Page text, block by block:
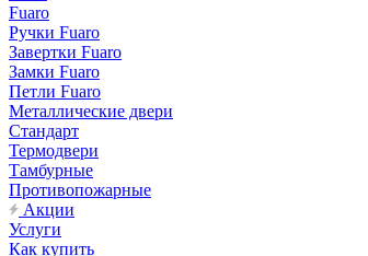
Fuaro
Ручки Fuaro
Завертки Fuaro
Замки Fuaro
Петли Fuaro
Металлические двери
Стандарт
Термодвери
Тамбурные
Противопожарные
Акции
Услуги
Как купить